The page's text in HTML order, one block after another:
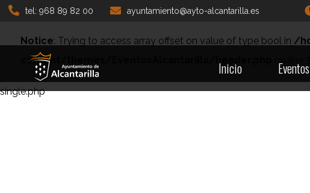
tel: 968 89 82 00 ayuntamiento@ayto-alcantarilla.es
Notice: Trying to access array offset on value of type bool in /
content/themes/EventosAlcantarilla/header.php
Inicio Eventos
single.php